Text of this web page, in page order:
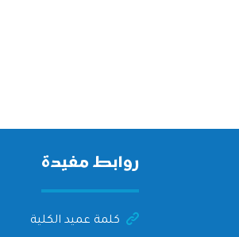
روابط مفيدة
كلمة عميد الكلية